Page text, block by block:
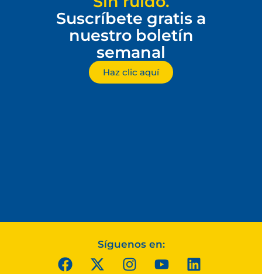
Suscríbete gratis a
nuestro boletín
semanal
Haz clic aquí
Síguenos en: